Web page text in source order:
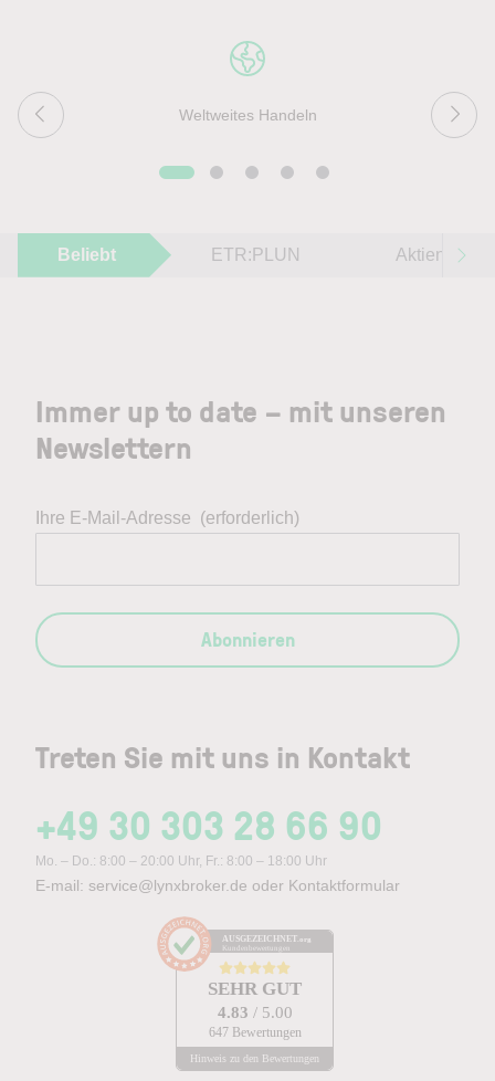
Weltweites Handeln
Beliebt ETR:PLUN Aktien im
Treten Sie mit uns in Kontakt
+49 30 303 28 66 90
Mo. – Do.: 8:00 – 20:00 Uhr, Fr.: 8:00 – 18:00 Uhr
E-mail: service@lynxbroker.de oder Kontaktformular
AUSGEZEICHNET .org
Kundenbewertungen
SEHR GUT
4.83 / 5.00
647 Bewertungen
Hinweis zu den Bewertungen
Immer up to date – mit unseren
Newslettern
Ihre E-Mail-Adresse (erforderlich)
Abonnieren